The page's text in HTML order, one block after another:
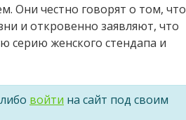
Они честно говорят о том, что
и откровенно заявляют, что
женского стендапа и
либо войти на сайт под своим